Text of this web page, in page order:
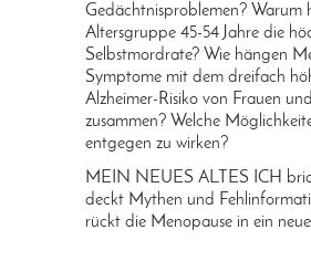
Gedächtnisproblemen? Warum
Altersgruppe 45-54 Jahre die
Selbstmordrate? Wie hängen
Symptome mit dem dreifach
Alzheimer-Risiko von Frauen
zusammen? Welche
entgegen zu wirken?
MEIN NEUES ALTES ICH
deckt Mythen und
rückt die Menopause in ein